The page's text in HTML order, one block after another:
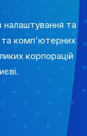
та
та комп'ютерних
корпорацій